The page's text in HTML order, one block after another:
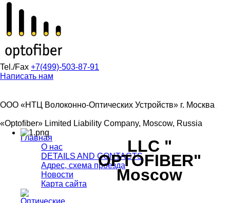
Tel./Fax +7(499)-503-87-91
Написать нам
ООО «НТЦ Волоконно-Оптических Устройств» г. Москва
«Optofiber» Limited Liability Company, Moscow, Russia
LLC "
OPTOFIBER"
Moscow
Главная
О нас
DETAILS AND CONTACTS
Адрес, схема проезда
Новости
Карта сайта